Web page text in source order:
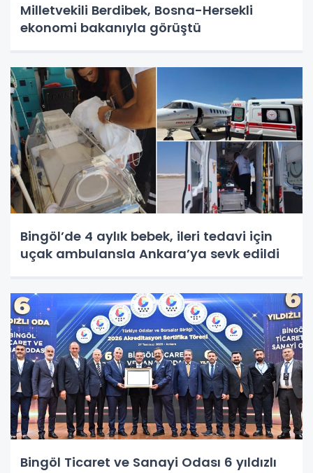
Milletvekili Berdibek, Bosna-Hersekli
ekonomi bakanıyla görüştü
Bingöl’de 4 aylık bebek, ileri tedavi için
uçak ambulansla Ankara’ya sevk edildi
Bingöl Ticaret ve Sanayi Odası 6 yıldızlı